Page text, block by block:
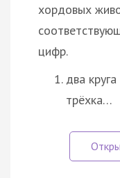
хордовых
цифр.
два
трёхка…